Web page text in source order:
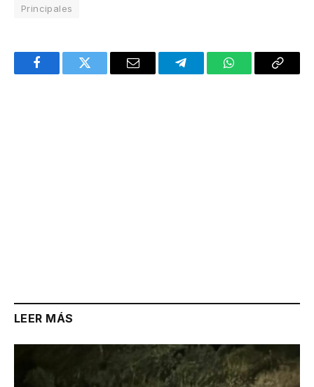
Principales
FacebookTwitter Email TelegramWhatsAppCopy
LEER MÁS